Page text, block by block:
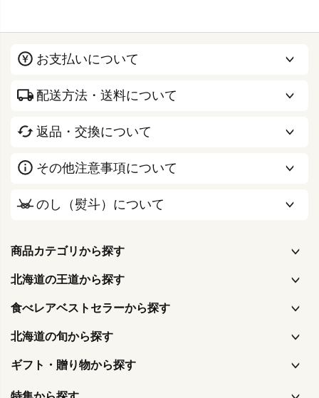
お支払いについて
配送方法・送料について
返品・交換について
その他注意事項について
のし（熨斗）について
商品カテゴリから探す
北海道の王道から探す
食べレアベストセラーから探す
北海道の旬から探す
ギフト・贈り物から探す